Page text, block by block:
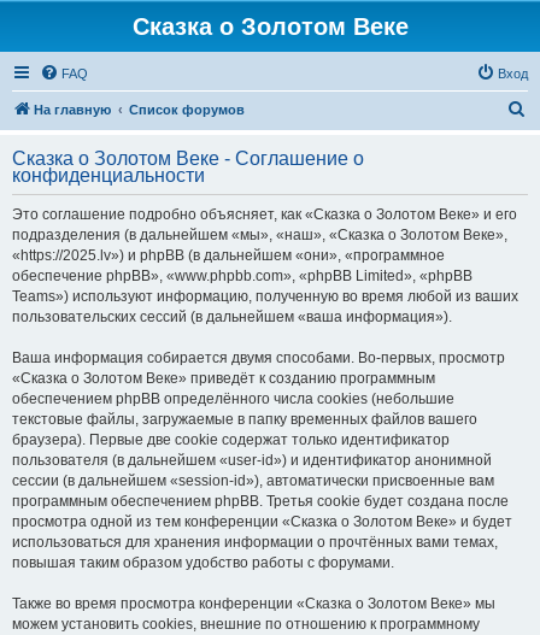
Сказка о Золотом Веке
FAQ Вход
На главную Список форумов
с
Сказка о Золотом Веке - Соглашение о
конфиденциальности
Это соглашение подробно объясняет, как «Сказка о Золотом Веке» и его
подразделения (в дальнейшем «мы», «наш», «Сказка о Золотом Веке»,
«https://2025.lv») и phpBB (в дальнейшем «они», «программное
обеспечение phpBB», «www.phpbb.com», «phpBB Limited», «phpBB
Teams») используют информацию, полученную во время любой из ваших
пользовательских сессий (в дальнейшем «ваша информация»).
Ваша информация собирается двумя способами. Во-первых, просмотр
«Сказка о Золотом Веке» приведёт к созданию программным
обеспечением phpBB определённого числа cookies (небольшие
текстовые файлы, загружаемые в папку временных файлов вашего
браузера). Первые две cookie содержат только идентификатор
пользователя (в дальнейшем «user-id») и идентификатор анонимной
сессии (в дальнейшем «session-id»), автоматически присвоенные вам
программным обеспечением phpBB. Третья cookie будет создана после
просмотра одной из тем конференции «Сказка о Золотом Веке» и будет
использоваться для хранения информации о прочтённых вами темах,
повышая таким образом удобство работы с форумами.
Также во время просмотра конференции «Сказка о Золотом Веке» мы
можем установить cookies, внешние по отношению к программному